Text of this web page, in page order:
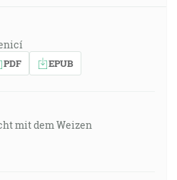
PDF EPUB
mit dem Weizen